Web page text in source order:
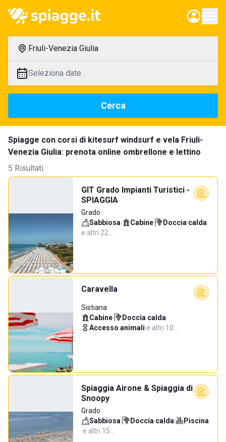
Friuli-Venezia Giulia
Seleziona date
Cerca
Spiagge con corsi di kitesurf windsurf e vela Friuli-
Venezia Giulia: prenota online ombrellone e lettino
5 Risultati
GIT Grado Impianti Turistici -
SPIAGGIA
Grado
Sabbiosa· Cabine· Doccia calda·
e altri 22…
Caravella
Sistiana
Cabine· Doccia calda·
Accesso animali·e altri 10…
Spiaggia Airone & Spiaggia di
Snoopy
Grado
Sabbiosa· Doccia calda·
Piscina
·e altri 15…